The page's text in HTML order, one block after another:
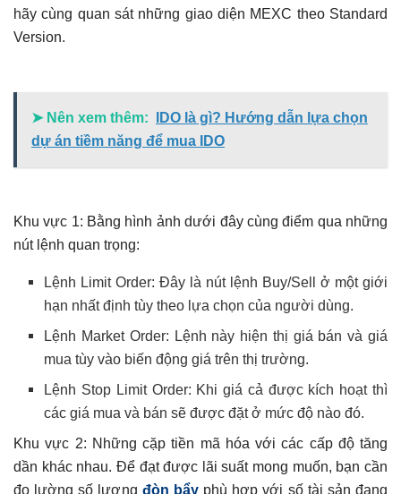
hãy cùng quan sát những giao diện MEXC theo Standard
Version.
➤ Nên xem thêm:
IDO là gì? Hướng dẫn lựa chọn
dự án tiềm năng để mua IDO
Khu vực 1: Bằng hình ảnh dưới đây cùng điểm qua những
nút lệnh quan trọng:
Lệnh Limit Order: Đây là nút lệnh Buy/Sell ở một giới
hạn nhất định tùy theo lựa chọn của người dùng.
Lệnh Market Order: Lệnh này hiện thị giá bán và giá
mua tùy vào biến động giá trên thị trường.
Lệnh Stop Limit Order: Khi giá cả được kích hoạt thì
các giá mua và bán sẽ được đặt ở mức độ nào đó.
Khu vực 2: Những cặp tiền mã hóa với các cấp độ tăng
dần khác nhau. Để đạt được lãi suất mong muốn, bạn cần
đo lường số lượng đòn bẩyphù hợp với số tài sản đang